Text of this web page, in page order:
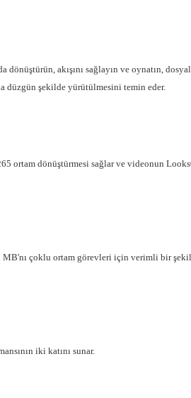
akışını sağlayın ve oynatın,
düzgün şekilde yürütülmesini temin eder.
ortam dönüştürmesi sağlar ve videonun
çoklu ortam görevleri için verimli bir
iki katını sunar.